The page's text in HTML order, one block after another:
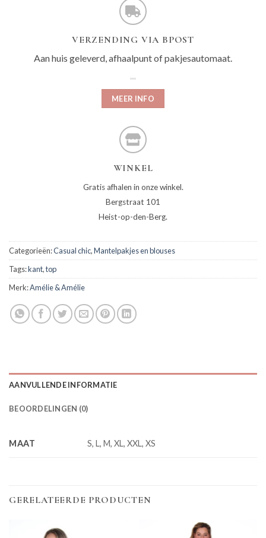
VERZENDING VIA BPOST
Aan huis geleverd, afhaalpunt of pakjesautomaat.
MEER INFO
WINKEL
Gratis afhalen in onze winkel.
Bergstraat 101
Heist-op-den-Berg.
Categorieën:Casual chic,Mantelpakjes en blouses
Tags:kant,top
Merk:Amélie & Amélie
AANVULLENDE INFORMATIE
BEOORDELINGEN (0)
MAAT S, L, M, XL, XXL, XS
GERELATEERDE PRODUCTEN